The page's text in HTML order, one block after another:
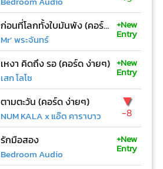
ก่อนที่โลกทั้งใบมันพัง (คอร์ด ง่ายๆ)
Mr’ พระจันทร์
+New
Entry
เหงา คิดถึง รอ (คอร์ด ง่ายๆ)
เสก โลโซ
+New
Entry
ตามตะวัน (คอร์ด ง่ายๆ)
NUM KALA x แอ๊ด คาราบาว
▼
-8
รักมือสอง
Bedroom Audio
+New
Entry